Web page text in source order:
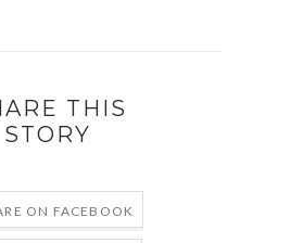
THIS
STORY
ON FACEBOOK